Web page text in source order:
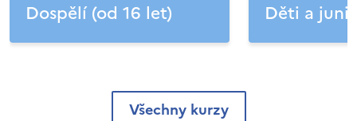
Dospělí (od 16 let) Děti a
Všechny kurzy